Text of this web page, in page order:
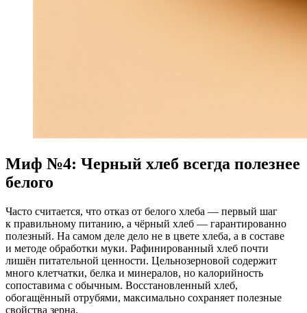
Миф №4: Черный хлеб всегда полезнее
белого
Часто считается, что отказ от белого хлеба — первый шаг
к правильному питанию, а чёрный хлеб — гарантированно
полезный. На самом деле дело не в цвете хлеба, а в составе
и методе обработки муки. Рафинированный хлеб почти
лишён питательной ценности. Цельнозерновой содержит
много клетчатки, белка и минералов, но калорийность
сопоставима с обычным. Восстановленный хлеб,
обогащённый отрубями, максимально сохраняет полезные
свойства зерна.